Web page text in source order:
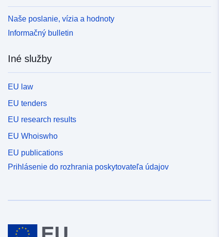
Naše poslanie, vízia a hodnoty
Informačný bulletin
Iné služby
EU law
EU tenders
EU research results
EU Whoiswho
EU publications
Prihlásenie do rozhrania poskytovateľa údajov